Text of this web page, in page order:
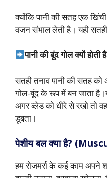
क्योंकि पानी की सतह एक
वजन संभाल लेती है। यही
पानी की बूंद गोल क्यों होती
सतही तनाव पानी की सतह
गोल-बूंद के रूप में बन जाता
अगर ब्लेड को धीरे से रखो तो
डूबता।
पेशीय बल क्या है?
हम रोजमर्रा के कई काम